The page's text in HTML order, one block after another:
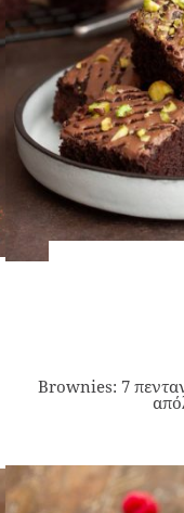
Brownies: 7